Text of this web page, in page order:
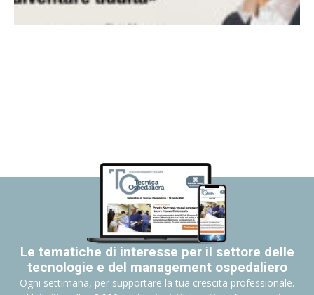
Le tematiche di interesse per il settore delle
tecnologie e del management ospedaliero
Ogni settimana, per supportare la tua crescita professionale.